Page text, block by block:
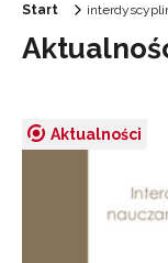
Start
Aktualności